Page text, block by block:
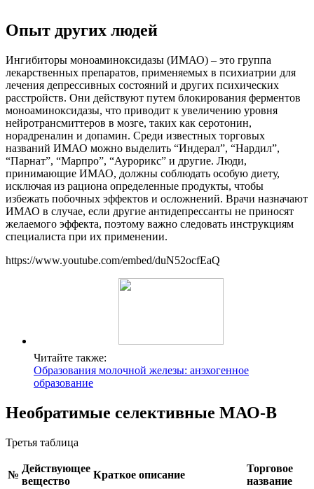
Опыт других людей
Ингибиторы моноаминоксидазы (ИМАО) – это группа
лекарственных препаратов, применяемых в психиатрии для
лечения депрессивных состояний и других психических
расстройств. Они действуют путем блокирования ферментов
моноаминоксидазы, что приводит к увеличению уровня
нейротрансмиттеров в мозге, таких как серотонин,
норадреналин и допамин. Среди известных торговых
названий ИМАО можно выделить “Индерал”, “Нардил”,
“Парнат”, “Марпро”, “Аурорикс” и другие. Люди,
принимающие ИМАО, должны соблюдать особую диету,
исключая из рациона определенные продукты, чтобы
избежать побочных эффектов и осложнений. Врачи назначают
ИМАО в случае, если другие антидепрессанты не приносят
желаемого эффекта, поэтому важно следовать инструкциям
специалиста при их применении.
https://www.youtube.com/embed/duN52ocfEaQ
Читайте также:
Образования молочной железы: анэхогенное
образование
Необратимые селективные МАО-В
Третья таблица
№
Действующее
вещество
Краткое описание
Торговое
название